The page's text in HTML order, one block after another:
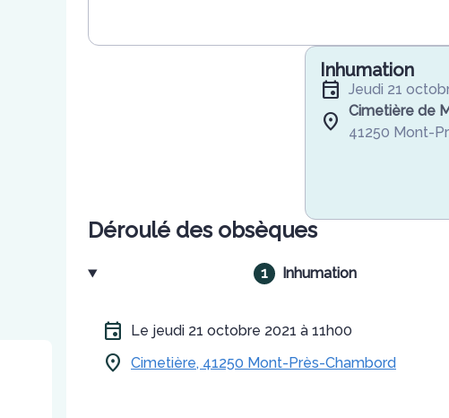
Inhumation
jeudi 21
Cimetière de
41250 Mont-
Déroulé des obsèques
Inhumation
Le jeudi 21 octobre 2021 à 11h00
Cimetière, 41250 Mont-Près-Chambord